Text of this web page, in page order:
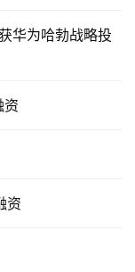
华为哈勃战略投
资
资